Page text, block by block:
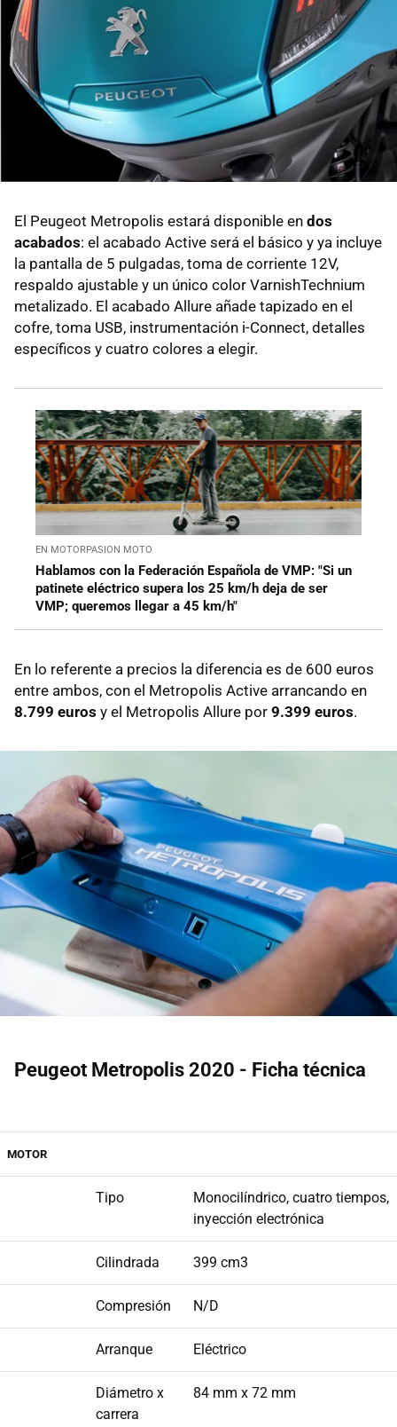
El Peugeot Metropolis estará disponible en dos
acabados: el acabado Active será el básico y ya incluye
la pantalla de 5 pulgadas, toma de corriente 12V,
respaldo ajustable y un único color VarnishTechnium
metalizado. El acabado Allure añade tapizado en el
cofre, toma USB, instrumentación i-Connect, detalles
específicos y cuatro colores a elegir.
EN MOTORPASION MOTO
Hablamos con la Federación Española de VMP: "Si un
patinete eléctrico supera los 25 km/h deja de ser
VMP; queremos llegar a 45 km/h"
En lo referente a precios la diferencia es de 600 euros
entre ambos, con el Metropolis Active arrancando en
8.799 euros y el Metropolis Allure por 9.399 euros.
Peugeot Metropolis 2020 - Ficha técnica
MOTOR
Tipo
Monocilíndrico, cuatro tiempos,
inyección electrónica
Cilindrada 399 cm3
Compresión N/D
Arranque Eléctrico
Diámetro x
carrera
84 mm x 72 mm